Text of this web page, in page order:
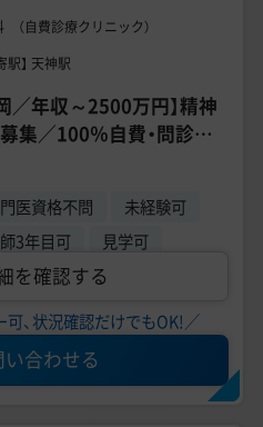
（自費診療クリニック）
駅】 天神駅
／年収～2500万円】精神
集／100％自費・問診メ
談OK
医資格不問
未経験可
3年目可 見学可
を確認する
可、状況確認だけでもOK!／
合わせる